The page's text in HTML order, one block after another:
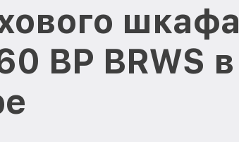
шкафа
BP BRWS в